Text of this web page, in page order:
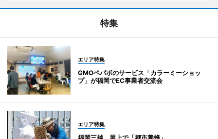
特集
エリア特集
GMOペパボのサービス「カラーミーショッ
プ」が福岡でEC事業者交流会
エリア特集